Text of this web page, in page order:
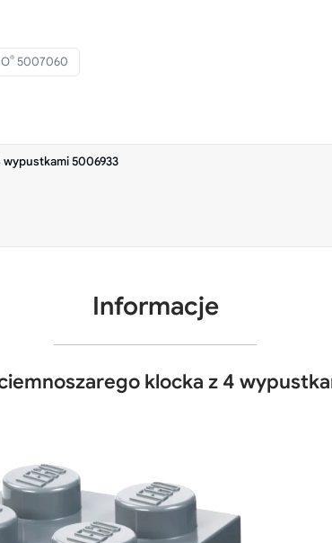
® 5007060
wypustkami 5006933
Informacje
klocka z 4